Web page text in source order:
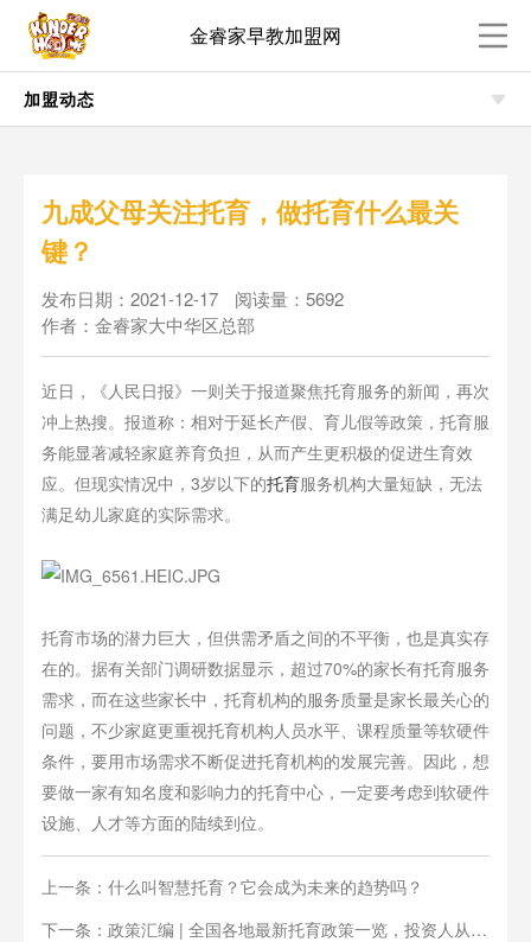
金睿家早教加盟网
加盟动态
九成父母关注托育，做托育什么最关
键？
发布日期：2021-12-17
阅读量：5692
作者：金睿家大中华区总部
近日，《人民日报》一则关于报道聚焦托育服务的新闻，再次
冲上热搜。报道称：相对于延长产假、育儿假等政策，托育服
务能显著减轻家庭养育负担，从而产生更积极的促进生育效
应。但现实情况中，3岁以下的托育服务机构大量短缺，无法
满足幼儿家庭的实际需求。
托育市场的潜力巨大，但供需矛盾之间的不平衡，也是真实存
在的。据有关部门调研数据显示，超过70%的家长有托育服务
需求，而在这些家长中，托育机构的服务质量是家长最关心的
问题，不少家庭更重视托育机构人员水平、课程质量等软硬件
条件，要用市场需求不断促进托育机构的发展完善。因此，想
要做一家有知名度和影响力的托育中心，一定要考虑到软硬件
设施、人才等方面的陆续到位。
上一条：什么叫智慧托育？它会成为未来的趋势吗？
下一条：政策汇编 | 全国各地最新托育政策一览，投资人从业